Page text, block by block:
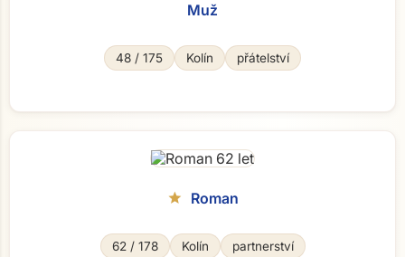
Muž
48 / 175 Kolín přátelství
star Roman
62 / 178 Kolín partnerství